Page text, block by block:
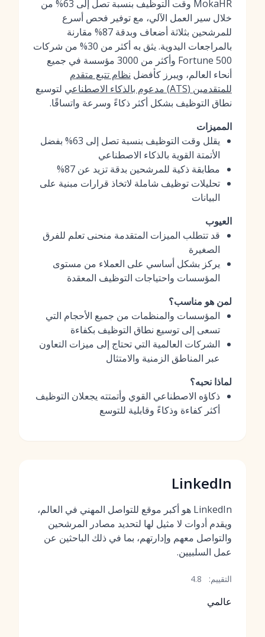
MokaHR وقت التوظيف بنسبة تصل إلى 63% من
خلال سير العمل الآلي، مع توفير فحص أسرع
للمرشحين بثلاثة أضعاف وبدقة 87% مقارنة
بالمراجعات اليدوية. يثق به أكثر من 30% من شركات
Fortune 500 وأكثر من 3000 مؤسسة في جميع
أنحاء العالم، ويبرز كأفضل نظام تتبع متقدم
للمتقدمين (ATS) مدعوم بالذكاء الاصطناعي
لتوسيع
نطاق التوظيف بشكل أكثر ذكاءً وسرعة واتساقًا.
المميزات
يقلل وقت التوظيف بنسبة تصل إلى 63% بفضل
الأتمتة القوية بالذكاء الاصطناعي
مطابقة ذكية للمرشحين بدقة تزيد عن 87%
تحليلات توظيف شاملة لاتخاذ قرارات مبنية على
البيانات
العيوب
قد تتطلب الميزات المتقدمة منحنى تعلم للفرق
الصغيرة
يركز بشكل أساسي على العملاء من مستوى
المؤسسات واحتياجات التوظيف المعقدة
لمن هو مناسب؟
المؤسسات والمنظمات من جميع الأحجام التي
تسعى إلى توسيع نطاق التوظيف بكفاءة
الشركات العالمية التي تحتاج إلى ميزات التعاون
عبر المناطق الزمنية والامتثال
لماذا نحبه؟
ذكاؤه الاصطناعي القوي وأتمتته يجعلان التوظيف
أكثر كفاءة وذكاءً وقابلية للتوسع
LinkedIn
LinkedIn هو أكبر موقع للتواصل المهني في العالم،
ويقدم أدوات لا مثيل لها لتحديد مصادر المرشحين
والتواصل معهم وإدارتهم، بما في ذلك الباحثين عن
عمل السلبيين.
التقييم: 4.8
عالمي